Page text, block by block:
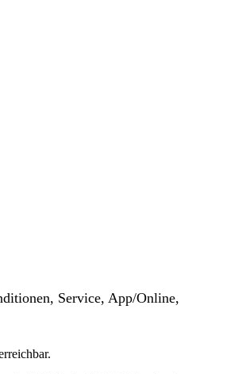
Service, App/Online,